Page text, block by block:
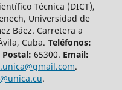
Técnica (DICT),
Universidad de
Báez. Carretera a
Cuba. Teléfonos:
Postal: 65300. Email:
.
.